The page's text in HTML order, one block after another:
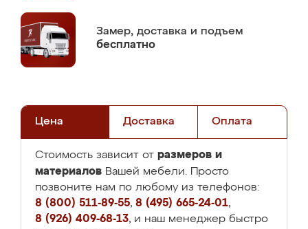
Замер, доставка и подъем
бесплатно
Цена Доставка Оплата
Стоимость зависит от размеров и
материалов Вашей мебели. Просто
позвоните нам по любому из телефонов:
8 (800) 511-89-55, 8 (495) 665-24-01,
8 (926) 409-68-13, и наш менеджер быстро